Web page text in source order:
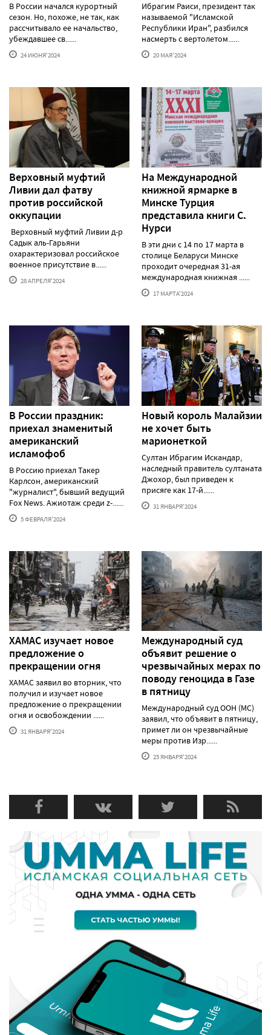
В России начался курортный
сезон. Но, похоже, не так, как
рассчитывало ее начальство,
убеждавшее св......
24 ИЮНЯ'2024
Ибрагим Раиси, президент так
называемой "Исламской
Республики Иран", разбился
насмерть с вертолетом......
20 МАЯ'2024
Верховный муфтий
Ливии дал фатву
против российской
оккупации
Верховный муфтий Ливии д-р
Садык аль-Гарьяни
охарактеризовал российское
военное присутствие в......
28 АПРЕЛЯ'2024
На Международной
книжной ярмарке в
Минске Турция
представила книги С.
Нурси
В эти дни с 14 по 17 марта в
столице Беларуси Минске
проходит очередная 31-ая
международная книжная ......
17 МАРТА'2024
В России праздник:
приехал знаменитый
американский
исламофоб
В Россию приехал Такер
Карлсон, американский
"журналист", бывший ведущий
Fox News. Ажиотаж среди z-......
5 ФЕВРАЛЯ'2024
Новый король Малайзии
не хочет быть
марионеткой
Султан Ибрагим Искандар,
наследный правитель султаната
Джохор, был приведен к
присяге как 17-й......
31 ЯНВАРЯ'2024
ХАМАС изучает новое
предложение о
прекращении огня
ХАМАС заявил во вторник, что
получил и изучает новое
предложение о прекращении
огня и освобождении ......
31 ЯНВАРЯ'2024
Международный суд
объявит решение о
чрезвычайных мерах по
поводу геноцида в Газе
в пятницу
Международный суд ООН (МС)
заявил, что объявит в пятницу,
примет ли он чрезвычайные
меры против Изр......
25 ЯНВАРЯ'2024